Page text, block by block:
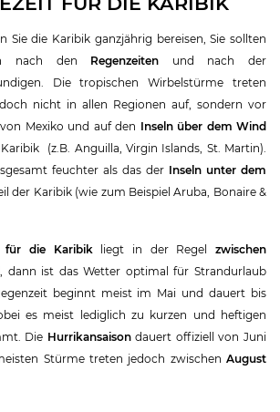
Sie die Karibik ganzjährig bereisen, Sie sollten
nach den Regenzeiten und nach der
Die tropischen Wirbelstürme treten
nicht in allen Regionen auf, sondern vor
Mexiko und auf den Inseln über dem Wind
(z.B. Anguilla, Virgin Islands, St. Martin).
feuchter als das der Inseln unter dem
der Karibik (wie zum Beispiel Aruba, Bonaire &
für die Karibik liegt in der Regelzwischen
, dann ist das Wetter optimal für Strandurlaub
beginnt meist im Mai und dauert bis
es meist lediglich zu kurzen und heftigen
Die Hurrikansaisondauert offiziell von Juni
Stürme treten jedoch zwischen August